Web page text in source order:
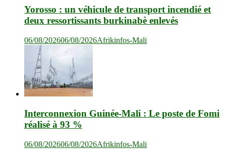
Yorosso : un véhicule de transport incendié et
deux ressortissants burkinabè enlevés
06/08/202606/08/2026Afrikinfos-Mali
Interconnexion Guinée-Mali : Le poste de Fomi
réalisé à 93 %
06/08/202606/08/2026Afrikinfos-Mali